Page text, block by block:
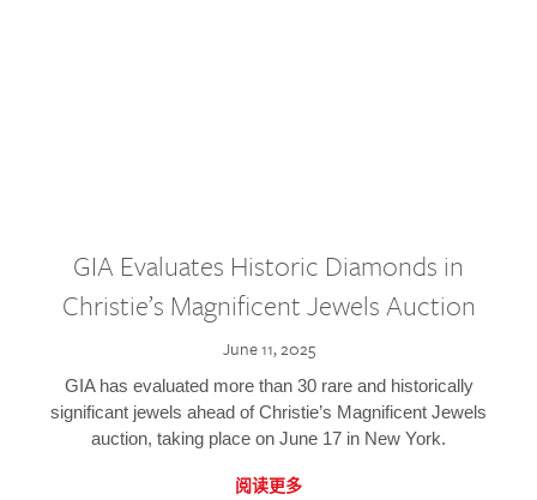
GIA Evaluates Historic Diamonds in
Christie’s Magnificent Jewels Auction
June 11, 2025
GIA has evaluated more than 30 rare and historically
significant jewels ahead of Christie’s Magnificent Jewels
auction, taking place on June 17 in New York.
阅读更多